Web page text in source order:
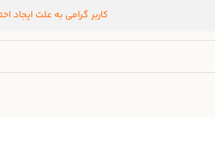
کاربر گرامی به علت ایجاد